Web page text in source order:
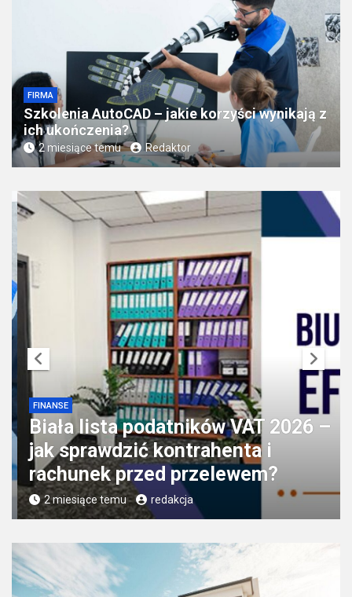
FIRMA
Szkolenia AutoCAD – jakie korzyści wynikają z
ich ukończenia?
2 miesiące temu Redaktor
FINANSE
Biała lista podatników VAT 2026 –
jak sprawdzić kontrahenta i
rachunek przed przelewem?
2 miesiące temu redakcja